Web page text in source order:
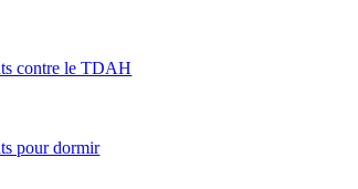
contre le TDAH
pour dormir